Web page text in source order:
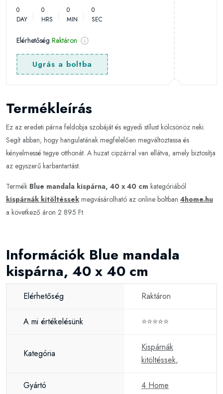
0
DAY
0
HRS
0
MIN
0
SEC
Elérhetőség Raktáron
Ugrás a boltba
Termékleírás
Ez az eredeti párna feldobja szobáját és egyedi stílust kölcsönöz neki.
Segít abban, hogy hangulatának megfelelően megváltoztassa és
kényelmessé tegye otthonát. A huzat cipzárral van ellátva, amely biztosítja
az egyszerű karbantartást.
Termék Blue mandala kispárna, 40 x 40 cm kategóriából
kispárnák kitöltéssek megvásárolható az online boltban 4home.hu
a következő áron 2 895 Ft.
Információk Blue mandala
kispárna, 40 x 40 cm
Elérhetőség Raktáron
A mi értékelésünk ⭐⭐⭐⭐⭐
Kategória
Kispárnák
kitöltéssek,
Gyártó 4 Home